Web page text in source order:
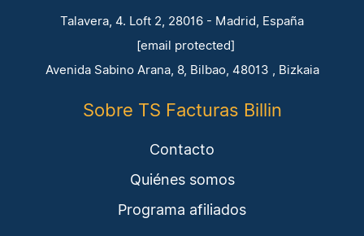
Talavera, 4. Loft 2, 28016 - Madrid, España
[email protected]
Avenida Sabino Arana, 8, Bilbao, 48013 , Bizkaia
Sobre TS Facturas Billin
Contacto
Quiénes somos
Programa afiliados